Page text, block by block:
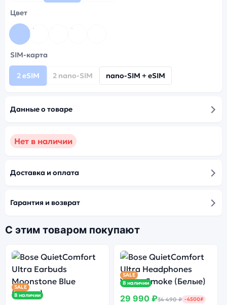
Цвет
SIM-карта
2 eSIM 2 nano-SIM nano-SIM + eSIM
Данные о товаре
Нет в наличии
Доставка и оплата
Гарантия и возврат
С этим товаром покупают
SALE
В наличии
SALE
В наличии
29 990 ₽34 490 ₽ -4500₽